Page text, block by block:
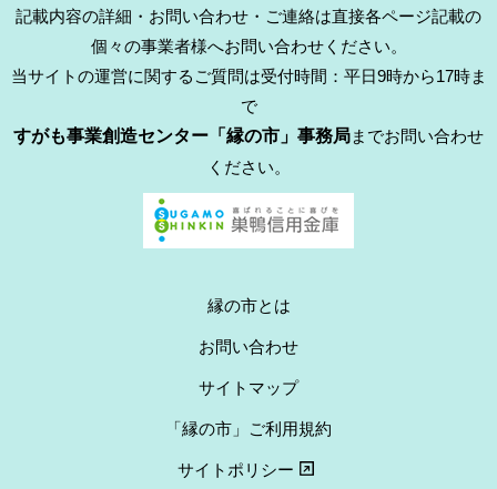
記載内容の詳細・お問い合わせ・ご連絡は直接各ページ記載の
個々の事業者様へお問い合わせください。
当サイトの運営に関するご質問は受付時間：平日9時から17時ま
で
すがも事業創造センター「縁の市」事務局までお問い合わせ
ください。
縁の市とは
お問い合わせ
サイトマップ
「縁の市」ご利用規約
サイトポリシー